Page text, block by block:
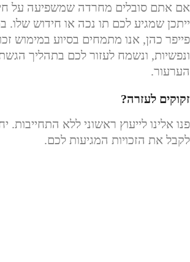
אם אתם סובלים מחרדה שמשפיעה על
ייתכן שמגיע לכם תו נכה או חידוש שלו.
פייפר כהן, אנו מתמחים בסיוע במימוש
ונפשיות, ונשמח לעזור לכם בתהליך
הערעור.
זקוקים לעזרה?
פנו אלינו לייעוץ ראשוני ללא התחייבות.
לקבל את הזכויות המגיעות לכם.